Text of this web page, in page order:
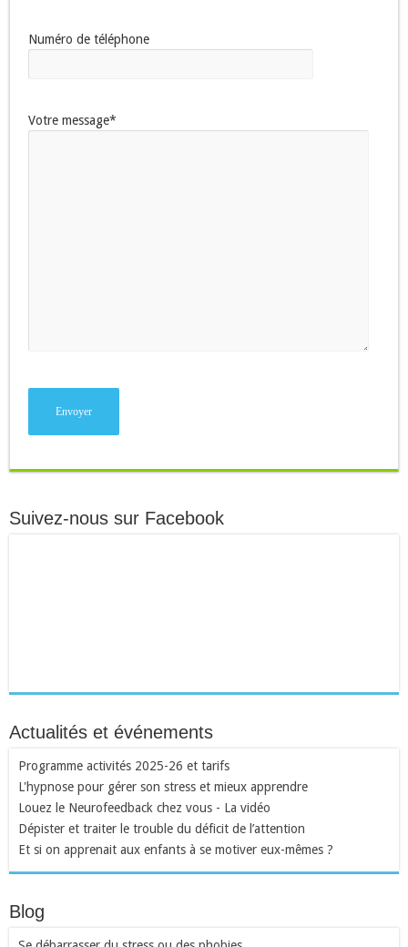
Numéro de téléphone
Votre message*
Suivez-nous sur Facebook
Actualités et événements
Programme activités 2025-26 et tarifs
L'hypnose pour gérer son stress et mieux apprendre
Louez le Neurofeedback chez vous - La vidéo
Dépister et traiter le trouble du déficit de l’attention
Et si on apprenait aux enfants à se motiver eux-mêmes ?
Blog